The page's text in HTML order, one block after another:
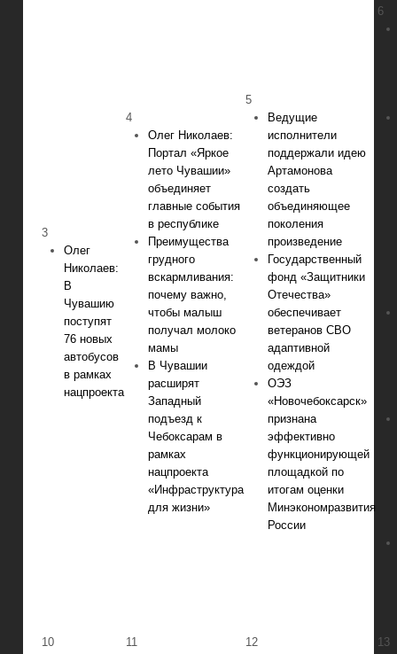
3
Олег
Николаев:
В
Чувашию
поступят
76 новых
автобусов
в рамках
нацпроекта
4
Олег Николаев:
Портал «Яркое
лето Чувашии»
объединяет
главные события
в республике
Преимущества
грудного
вскармливания:
почему важно,
чтобы малыш
получал молоко
мамы
В Чувашии
расширят
Западный
подъезд к
Чебоксарам в
рамках
нацпроекта
«Инфраструктура
для жизни»
5
Ведущие
исполнители
поддержали идею
Артамонова
создать
объединяющее
поколения
произведение
Государственный
фонд «Защитники
Отечества»
обеспечивает
ветеранов СВО
адаптивной
одеждой
ОЭЗ
«Новочебоксарск»
признана
эффективно
функционирующей
площадкой по
итогам оценки
Минэкономразвития
России
6
10 11 12
13